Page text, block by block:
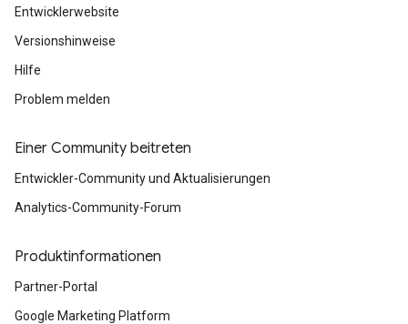
Entwicklerwebsite
Versionshinweise
Hilfe
Problem melden
Einer Community beitreten
Entwickler-Community und Aktualisierungen
Analytics-Community-Forum
Produktinformationen
Partner-Portal
Google Marketing Platform